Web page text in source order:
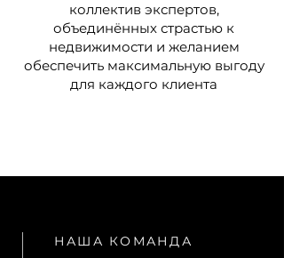
коллектив экспертов,
объединённых страстью к
недвижимости и желанием
обеспечить максимальную выгоду
для каждого клиента
НАША КОМАНДА